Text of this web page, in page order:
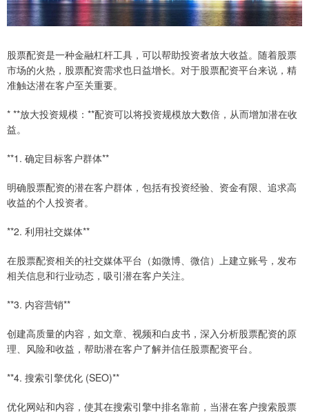
股票配资是一种金融杠杆工具，可以帮助投资者放大收益。随着股票
市场的火热，股票配资需求也日益增长。对于股票配资平台来说，精
准触达潜在客户至关重要。
* **放大投资规模：**配资可以将投资规模放大数倍，从而增加潜在收
益。
**1. 确定目标客户群体**
明确股票配资的潜在客户群体，包括有投资经验、资金有限、追求高
收益的个人投资者。
**2. 利用社交媒体**
在股票配资相关的社交媒体平台（如微博、微信）上建立账号，发布
相关信息和行业动态，吸引潜在客户关注。
**3. 内容营销**
创建高质量的内容，如文章、视频和白皮书，深入分析股票配资的原
理、风险和收益，帮助潜在客户了解并信任股票配资平台。
**4. 搜索引擎优化 (SEO)**
优化网站和内容，使其在搜索引擎中排名靠前，当潜在客户搜索股票